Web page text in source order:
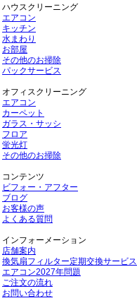
ハウスクリーニング
エアコン
キッチン
水まわり
お部屋
その他のお掃除
パックサービス
オフィスクリーニング
エアコン
カーペット
ガラス・サッシ
フロア
蛍光灯
その他のお掃除
コンテンツ
ビフォー・アフター
ブログ
お客様の声
よくある質問
インフォーメーション
店舗案内
換気扇フィルター定期交換サービス
エアコン2027年問題
ご注文の流れ
お問い合わせ